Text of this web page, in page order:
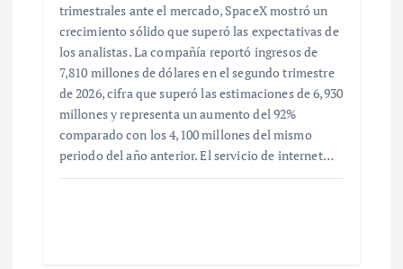
trimestrales ante el mercado, SpaceX mostró un
crecimiento sólido que superó las expectativas de
los analistas. La compañía reportó ingresos de
7,810 millones de dólares en el segundo trimestre
de 2026, cifra que superó las estimaciones de 6,930
millones y representa un aumento del 92%
comparado con los 4,100 millones del mismo
periodo del año anterior. El servicio de internet…